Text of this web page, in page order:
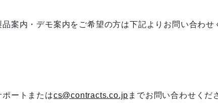
案内・デモ案内をご希望の方は下記よりお問い合わせ
ートまたはcs@contracts.co.jp までお問い合わせくだ